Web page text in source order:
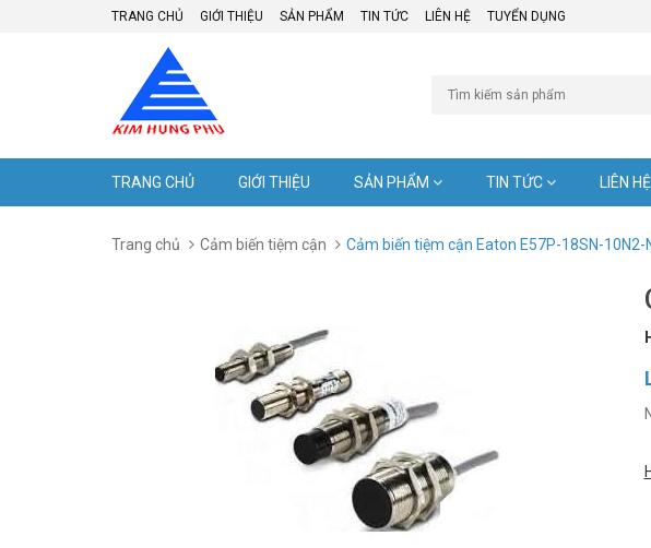
TRANG CHỦ GIỚI THIỆU SẢN PHẨM TIN TỨC LIÊN HỆ TUYỂN DỤNG
TRANG CHỦ GIỚI THIỆU SẢN PHẨM TIN TỨC LIÊN HỆ
Trang chủ Cảm biến tiệm cận Cảm biến tiệm cận Eaton E57P-18SN-10N2-